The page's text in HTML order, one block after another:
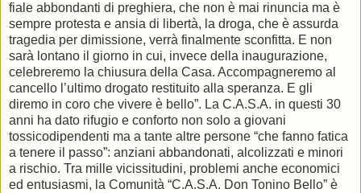
fiale abbondanti di preghiera, che non è mai rinuncia ma è
sempre protesta e ansia di libertà, la droga, che è assurda
tragedia per dimissione, verrà finalmente sconfitta. E non
sarà lontano il giorno in cui, invece della inaugurazione,
celebreremo la chiusura della Casa. Accompagneremo al
cancello l’ultimo drogato restituito alla speranza. E gli
diremo in coro che vivere è bello”. La C.A.S.A. in questi 30
anni ha dato rifugio e conforto non solo a giovani
tossicodipendenti ma a tante altre persone “che fanno fatica
a tenere il passo”: anziani abbandonati, alcolizzati e minori
a rischio. Tra mille vicissitudini, problemi anche economici
ed entusiasmi, la Comunità “C.A.S.A. Don Tonino Bello” è